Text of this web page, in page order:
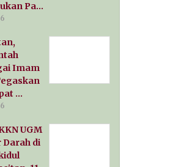
Pa…
Imam
…
UGM
Darah di